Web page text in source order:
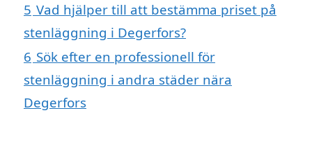
5 Vad hjälper till att bestämma priset på
stenläggning i Degerfors?
6 Sök efter en professionell för
stenläggning i andra städer nära
Degerfors